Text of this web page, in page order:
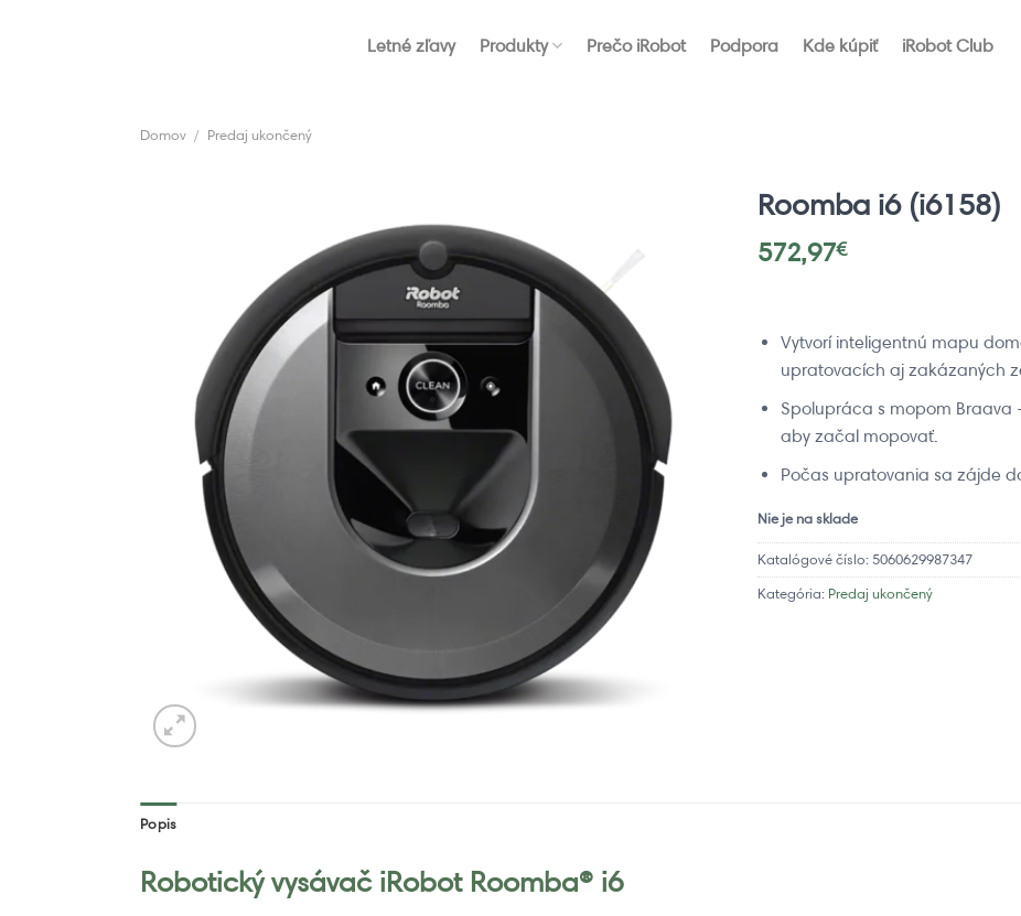
Letné zľavy Produkty Prečo iRobot Podpora Kde kúpiť iRobot Club
Domov / Predaj ukončený
Roomba i6 (i6158)
572,97€
Vytvorí inteligentnú mapu
upratovacích aj zakázaných
Spolupráca s mopom Braava
aby začal mopovať.
Počas upratovania sa zájde
Nie je na sklade
Katalógové číslo: 5060629987347
Kategória: Predaj ukončený
Popis
Robotický vysávač iRobot Roomba® i6